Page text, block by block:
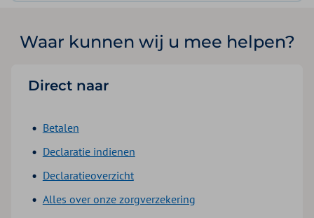
Waar kunnen wij u mee helpen?
Direct naar
Betalen
Declaratie indienen
Declaratieoverzicht
Alles over onze zorgverzekering